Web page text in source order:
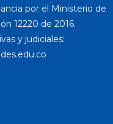
por el Ministerio de
12220 de 2016.
y judiciales: